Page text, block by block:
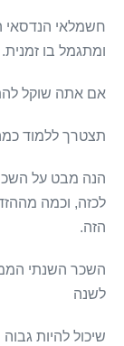
חשמלאי הנדסאי
ומתגמל בו זמנית.
אם אתה שוקל
תצטרך ללמוד כמה
הנה מבט על
לכזה, וכמה
הזה.
לשנה
שיכול להיות גבוה